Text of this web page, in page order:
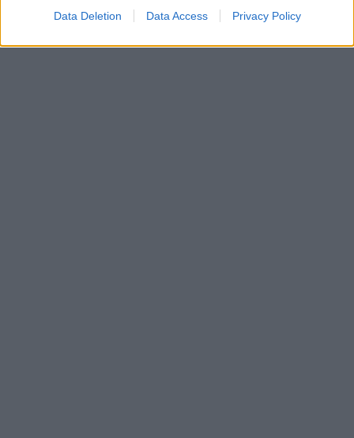
related to personalization.
I want to allow Google to enable storage
Data Deletion Data Access Privacy Policy